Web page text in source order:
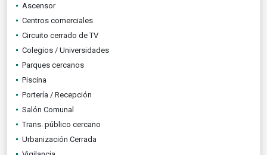
Ascensor
Centros comerciales
Circuito cerrado de TV
Colegios / Universidades
Parques cercanos
Piscina
Portería / Recepción
Salón Comunal
Trans. público cercano
Urbanización Cerrada